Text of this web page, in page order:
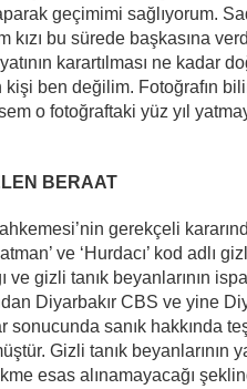
geçimimi sağlıyorum.
kızı bu sürede başkasına
karartılması ne kadar
ben değilim. Fotoğrafın
o fotoğraftaki yüz yıl
BERAAT
gerekçeli
ve ‘Hurdacı’ kod adlı
ve gizli tanık beyanlarının
Diyarbakır CBS ve yine
sonucunda sanık hakkında
Gizli tanık
esas alınamayacağı